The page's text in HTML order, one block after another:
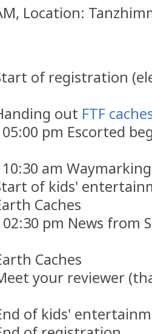
Location:
of registration
out FTF
05:00 pm Escorted
am
of kids'
Caches
pm News from
Caches
your reviewer
of kids'